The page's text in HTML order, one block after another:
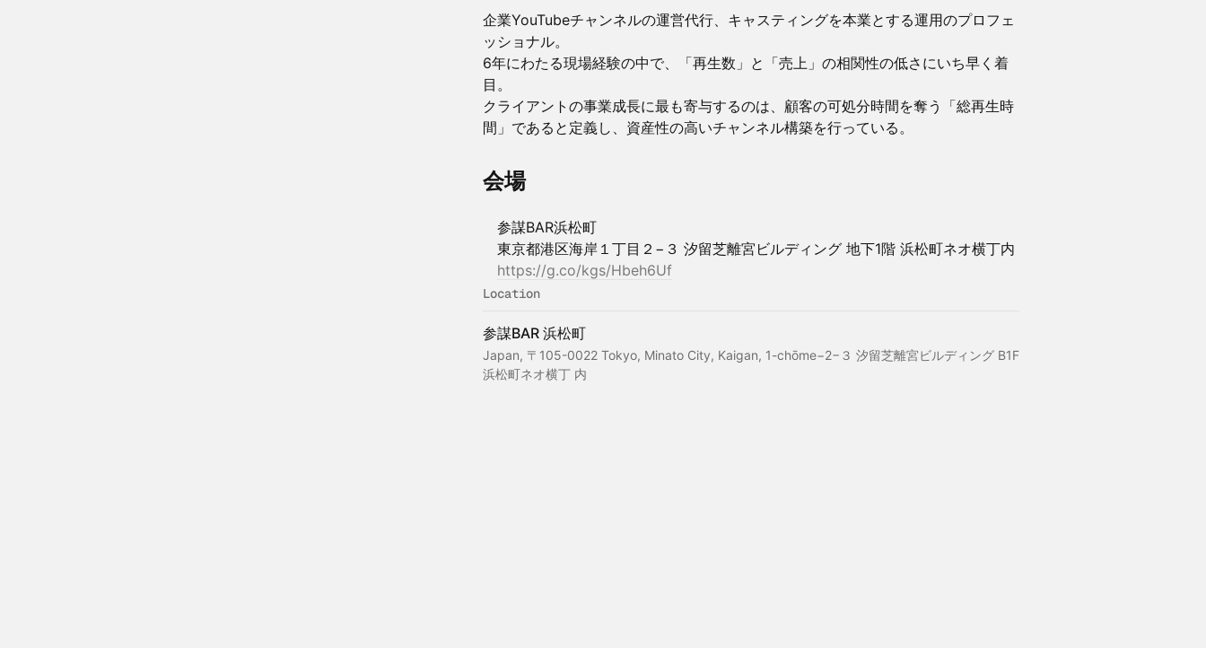
企業YouTubeチャンネルの運営代行、キャスティングを本業とする運用のプロフェ
ッショナル。
6年にわたる現場経験の中で、「再生数」と「売上」の相関性の低さにいち早く着
目。
クライアントの事業成長に最も寄与するのは、顧客の可処分時間を奪う「総再生時
間」であると定義し、資産性の高いチャンネル構築を行っている。
会場
​​​​​ 参謀BAR浜松町
東京都港区海岸１丁目２−３ 汐留芝離宮ビルディング 地下1階 浜松町ネオ横丁内
https://g.co/kgs/Hbeh6Uf
Location
参謀BAR 浜松町
Japan, 〒105-0022 Tokyo, Minato City, Kaigan, 1-chōme−2−３ 汐留芝離宮ビルディング B1F
浜松町ネオ横丁 内